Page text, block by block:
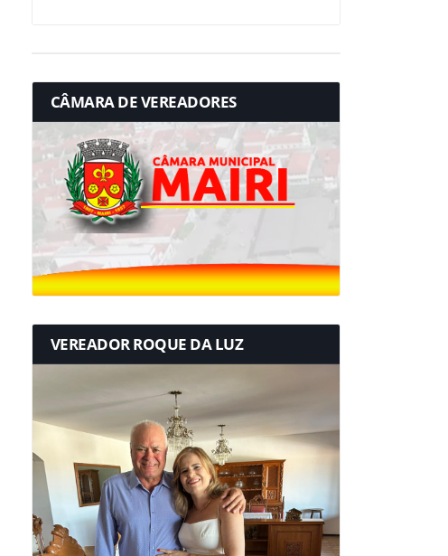
CÂMARA DE VEREADORES
VEREADOR ROQUE DA LUZ